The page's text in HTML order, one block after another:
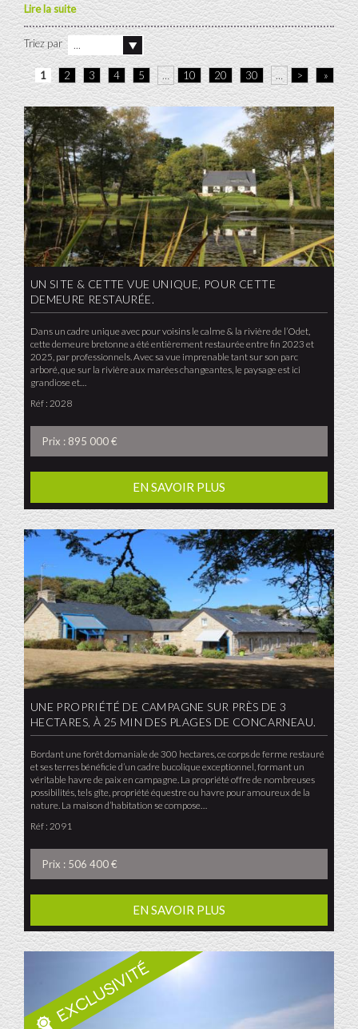
Lire la suite
Triez par ...
1 2 3 4 5 … 10 20 30 … > »
UN SITE & CETTE VUE UNIQUE, POUR CETTE
DEMEURE RESTAURÉE.
Dans un cadre unique avec pour voisins le calme & la rivière de l’Odet,
cette demeure bretonne a été entièrement restaurée entre fin 2023 et
2025, par professionnels. Avec sa vue imprenable tant sur son parc
arboré, que sur la rivière aux marées changeantes, le paysage est ici
grandiose et…
Réf : 2028
Prix : 895 000 €
EN SAVOIR PLUS
UNE PROPRIÉTÉ DE CAMPAGNE SUR PRÈS DE 3
HECTARES, À 25 MIN DES PLAGES DE CONCARNEAU.
Bordant une forêt domaniale de 300 hectares, ce corps de ferme restauré
et ses terres bénéficie d’un cadre bucolique exceptionnel, formant un
véritable havre de paix en campagne. La propriété offre de nombreuses
possibilités, tels gîte, propriété équestre ou havre pour amoureux de la
nature. La maison d’habitation se compose…
Réf : 2091
Prix : 506 400 €
EN SAVOIR PLUS